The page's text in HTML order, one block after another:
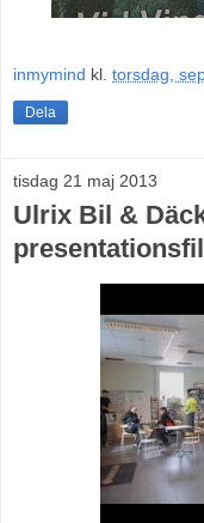
inmymind kl. torsdag,
Dela
tisdag 21 maj 2013
Ulrix Bil &